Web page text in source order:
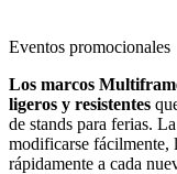
Eventos promocionales
Los marcos
ligeros y resistentes
de stands para ferias.
modificarse fácilmente,
rápidamente a cada